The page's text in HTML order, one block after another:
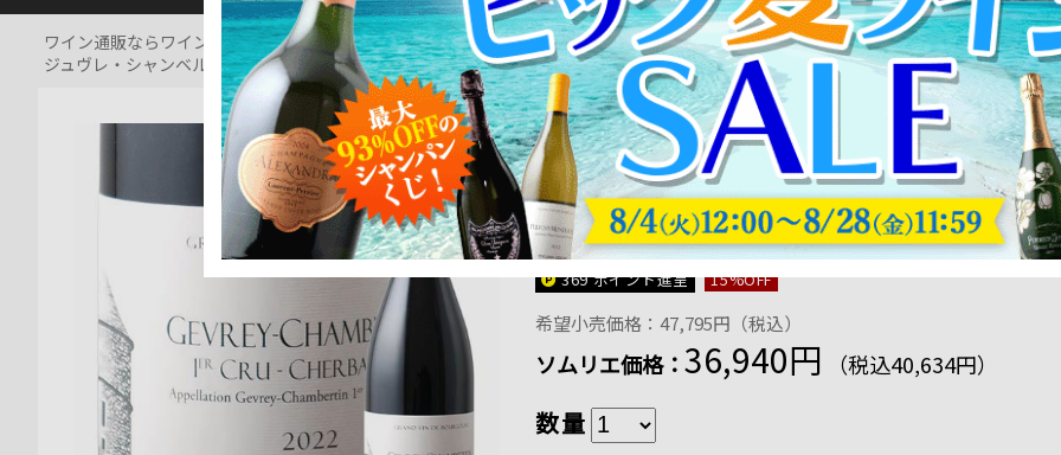
ワイン通販ならワインショップソムリエ > 赤ワイン通販 >
ジュヴレ・シャンベルタン・プルミエ・クリュ・シェルボード シルヴァン・デュボー 2022年 フランス ブルゴーニュ 赤ワイン ミディ
名高きグラン・クリュ「マジ・シャンベルタン」「クロ・ド
ジュヴレ・シャンベルタン・プルミエ・クリュ
年 フランス ブルゴーニュ 赤ワイン ミディアムボ
商品番号：4571531979876 販売日：2026年 01月 16日 17:00
369 ポイント進呈 15%OFF
希望小売価格：47,795円（税込）
ソムリエ価格：36,940円 （税込40,634円）
数量